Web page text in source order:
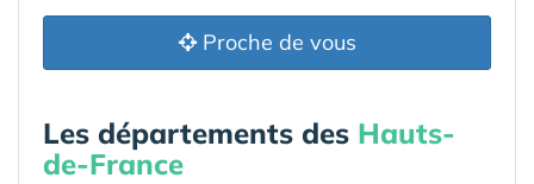
Proche de vous
Les départements des Hauts-
de-France